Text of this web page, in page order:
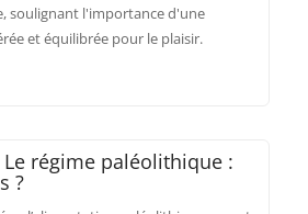
soulignant l'importance d'une
et équilibrée pour le plaisir.
régime paléolithique :
?